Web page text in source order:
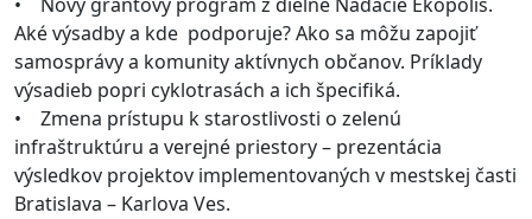
Aké výsadby a kde podporuje? Ako sa môžu zapojiť
samosprávy a komunity aktívnych občanov. Príklady
výsadieb popri cyklotrasách a ich špecifiká.
• Zmena prístupu k starostlivosti o zelenú
infraštruktúru a verejné priestory – prezentácia
výsledkov projektov implementovaných v mestskej časti
Bratislava – Karlova Ves.